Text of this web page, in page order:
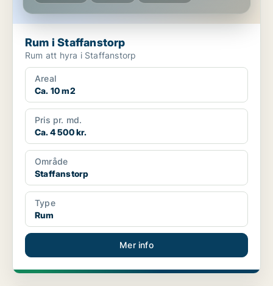
Rum i Staffanstorp
Rum att hyra i Staffanstorp
Areal
Ca. 10 m2
Pris pr. md.
Ca. 4 500 kr.
Område
Staffanstorp
Type
Rum
Mer info